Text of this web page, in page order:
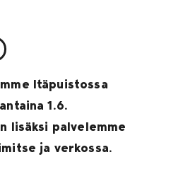
Itäpuistossa
1.6.
lisäksi palvelemme
ja verkossa.